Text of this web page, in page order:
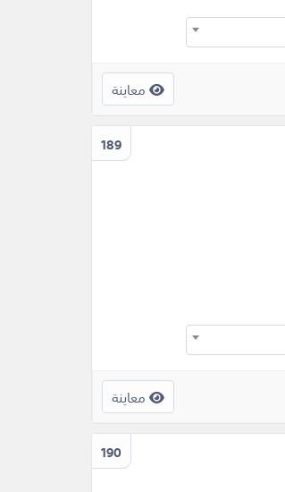
معاينة
189
معاينة
190